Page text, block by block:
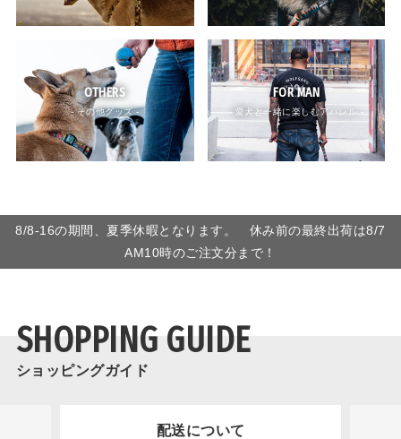
OTHERS
- その他グッズ -
FOR MAN
- 愛犬と一緒に楽しむアパレル -
8/8-16の期間、夏季休暇となります。 休み前の最終出荷は8/7
AM10時のご注文分まで！
SHOPPING GUIDE
ショッピングガイド
配送について